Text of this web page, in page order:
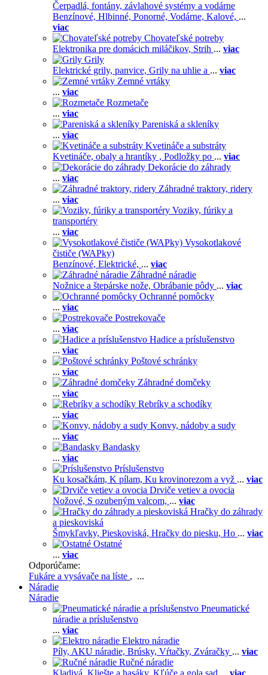
Čerpadlá, fontány, závlahové systémy a vodárne
Benzínové, Hlbinné, Ponorné, Vodárne, Kalové, ...
viac
Chovateľské potreby
Elektronika pre domácich miláčikov, Strih ... viac
Grily
Elektrické grily, panvice, Grily na uhlie a ... viac
Zemné vrtáky
... viac
Rozmetače
... viac
Pareniská a skleníky
... viac
Kvetináče a substráty
Kvetináče, obaly a hrantíky , Podložky po ... viac
Dekorácie do záhrady
... viac
Záhradné traktory, ridery
... viac
Voziky, fúriky a
transportéry
... viac
Vysokotlakové
čističe (WAPky)
Benzínové, Elektrické, ... viac
Záhradné náradie
Nožnice a štepárske nože, Obrábanie pôdy ... viac
Ochranné pomôcky
... viac
Postrekovače
... viac
Hadice a príslušenstvo
... viac
Poštové schránky
... viac
Záhradné domčeky
... viac
Rebríky a schodíky
... viac
Konvy, nádoby a sudy
... viac
Bandasky
... viac
Príslušenstvo
Ku kosačkám, K pílam, Ku krovinorezom a vyž ... viac
Drviče vetiev a ovocia
Nožové, S ozubeným valcom, ... viac
Hračky do záhrady
a pieskoviská
Šmykľavky, Pieskoviská, Hračky do piesku, Ho ... viac
Ostatné
... viac
Odporúčame:
Fukáre a vysávače na líste , ...
Náradie
Náradie
Pneumatické
náradie a príslušenstvo
... viac
Elektro náradie
Píly, AKU náradie, Brúsky, Vŕtačky, Zváračky ... viac
Ručné náradie
Kladivá, Kliešte a hasáky, Kľúče a gola sad ... viac